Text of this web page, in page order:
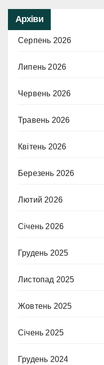
Архіви
Серпень 2026
Липень 2026
Червень 2026
Травень 2026
Квітень 2026
Березень 2026
Лютий 2026
Січень 2026
Грудень 2025
Листопад 2025
Жовтень 2025
Січень 2025
Грудень 2024